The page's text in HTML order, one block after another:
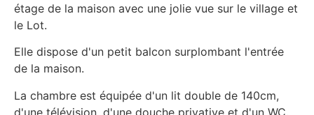
étage de la maison avec une jolie vue sur le village et
le Lot.
Elle dispose d'un petit balcon surplombant l'entrée
de la maison.
La chambre est équipée d'un lit double de 140cm,
d'une télévision, d'une douche privative et d'un WC.